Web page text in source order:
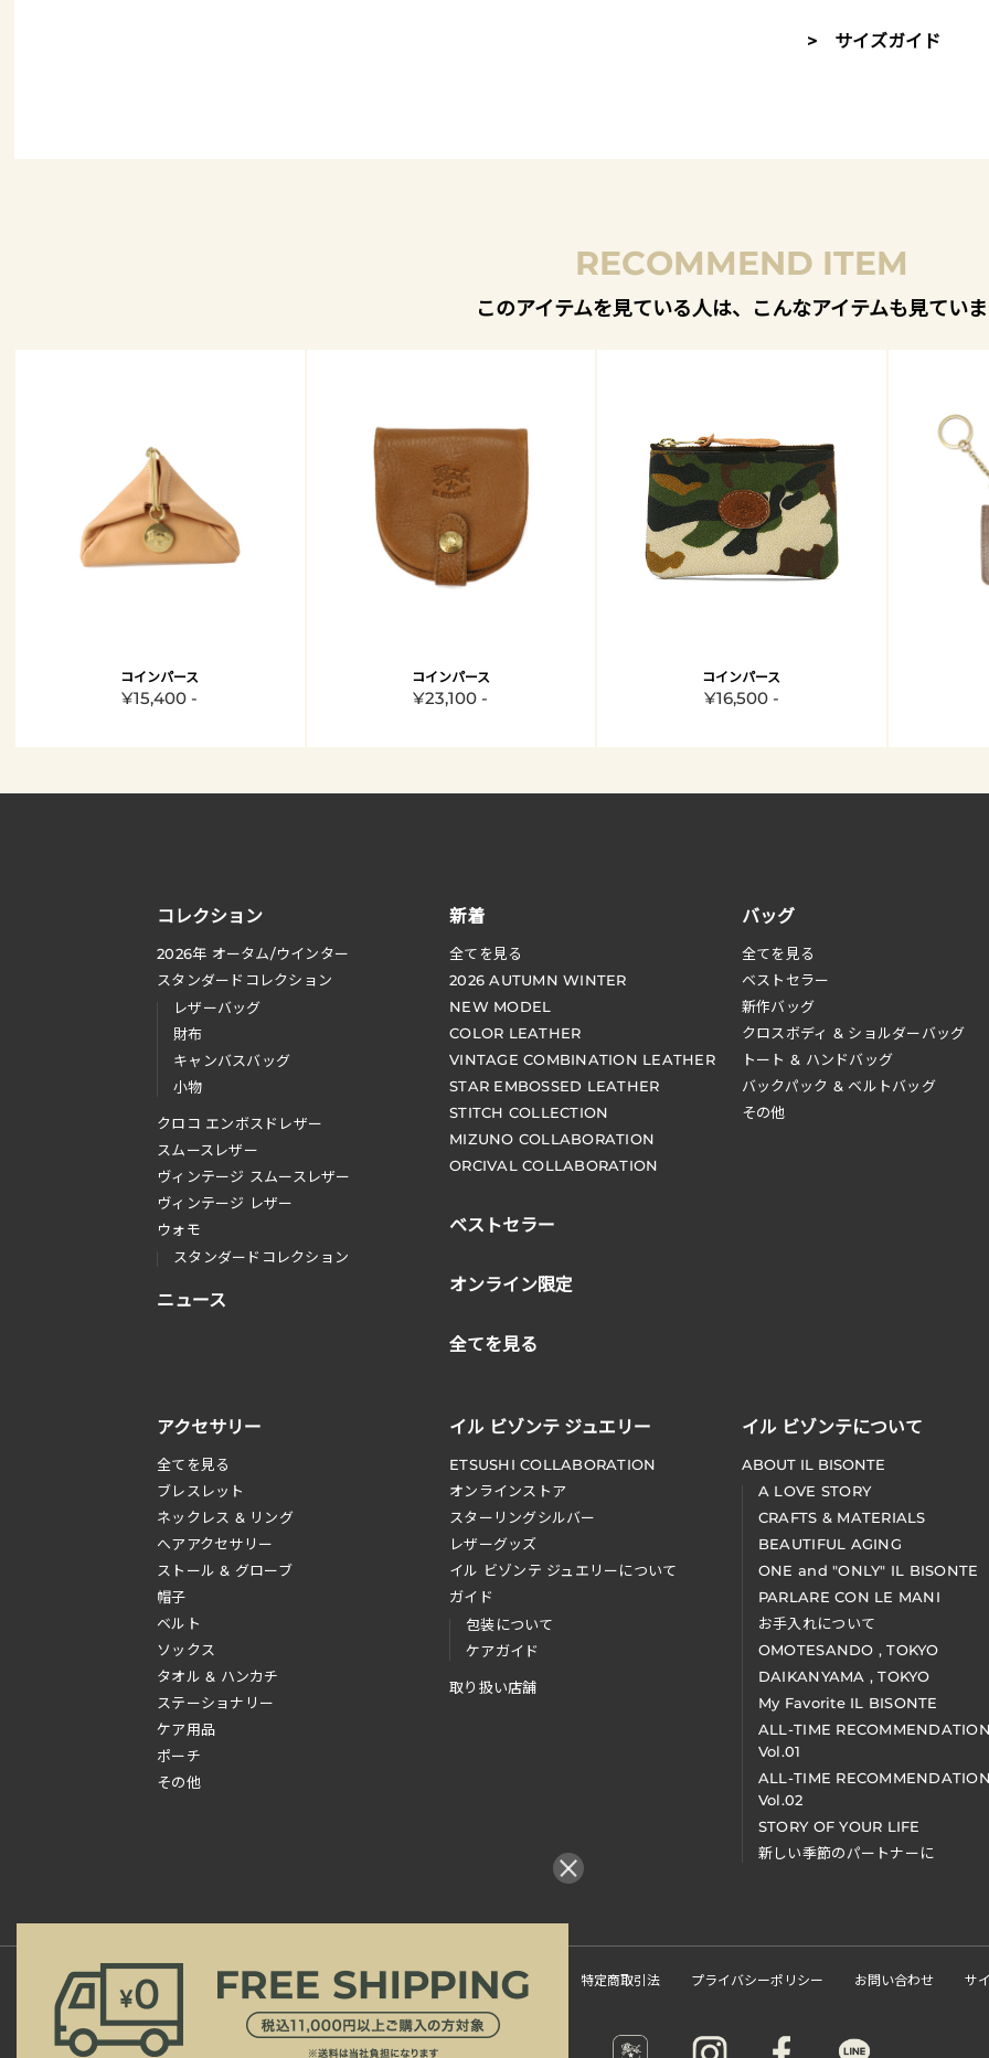
> サイズガイド
RECOMMEND ITEM
このアイテムを見ている人は、こんなアイテムも見てい
コインパース
¥15,400 -
コインパース
¥23,100 -
コインパース
¥16,500 -
コレクション
2026年 オータム/ウインター
スタンダードコレクション
レザーバッグ
財布
キャンバスバッグ
小物
クロコ エンボスドレザー
スムースレザー
ヴィンテージ スムースレザー
ヴィンテージ レザー
ウォモ
スタンダードコレクション
ニュース
新着
全てを見る
2026 AUTUMN WINTER
NEW MODEL
COLOR LEATHER
VINTAGE COMBINATION LEATHER
STAR EMBOSSED LEATHER
STITCH COLLECTION
MIZUNO COLLABORATION
ORCIVAL COLLABORATION
ベストセラー
オンライン限定
全てを見る
バッグ
全てを見る
ベストセラー
新作バッグ
クロスボディ & ショルダーバッグ
トート & ハンドバッグ
バックパック & ベルトバッグ
その他
アクセサリー
全てを見る
ブレスレット
ネックレス & リング
へアアクセサリー
ストール & グローブ
帽子
ベルト
ソックス
タオル & ハンカチ
ステーショナリー
ケア用品
ポーチ
その他
イル ビゾンテ ジュエリー
ETSUSHI COLLABORATION
オンラインストア
スターリングシルバー
レザーグッズ
イル ビゾンテ ジュエリーについて
ガイド
包装について
ケアガイド
取り扱い店舗
イル ビゾンテについて
ABOUT IL BISONTE
A LOVE STORY
CRAFTS & MATERIALS
BEAUTIFUL AGING
ONE and "ONLY" IL BISONTE
PARLARE CON LE MANI
お手入れについて
OMOTESANDO , TOKYO
DAIKANYAMA , TOKYO
My Favorite IL BISONTE
ALL-TIME
Vol.01
ALL-TIME
Vol.02
STORY OF YOUR LIFE
新しい季節のパートナーに
新規会員登録 ご利用規約 ご利用ガイド よくある質問 特定商取引法 プライバシーポリシー お問い合わせ サ